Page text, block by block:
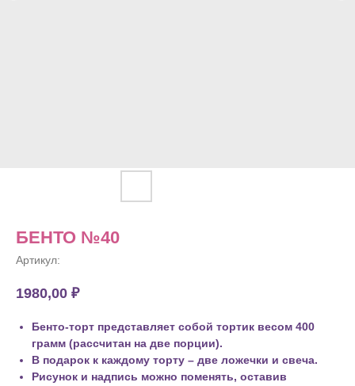
БЕНТО №40
Артикул:
1980,00 ₽
Бенто-торт представляет собой тортик весом 400
грамм (рассчитан на две порции).
В подарок к каждому торту – две ложечки и свеча.
Рисунок и надпись можно поменять, оставив